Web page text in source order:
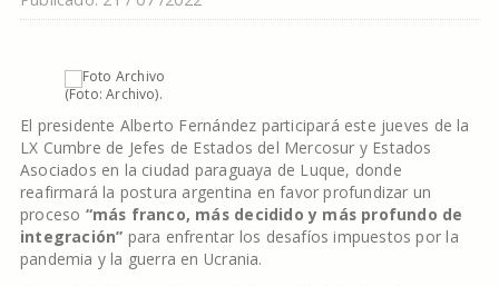
(Foto: Archivo).
El presidente Alberto Fernández participará este jueves de la
LX Cumbre de Jefes de Estados del Mercosur y Estados
Asociados en la ciudad paraguaya de Luque, donde
reafirmará la postura argentina en favor profundizar un
proceso “más franco, más decidido y más profundo de
integración” para enfrentar los desafíos impuestos por la
pandemia y la guerra en Ucrania.